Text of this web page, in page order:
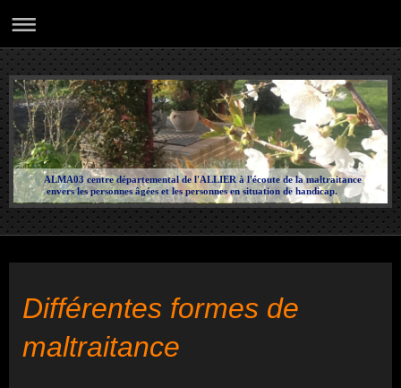
ALMA03 centre départemental de l'ALLIER à l'écoute de la maltraitance
envers les personnes âgées et les personnes en situation de handicap.
Différentes formes de
maltraitance